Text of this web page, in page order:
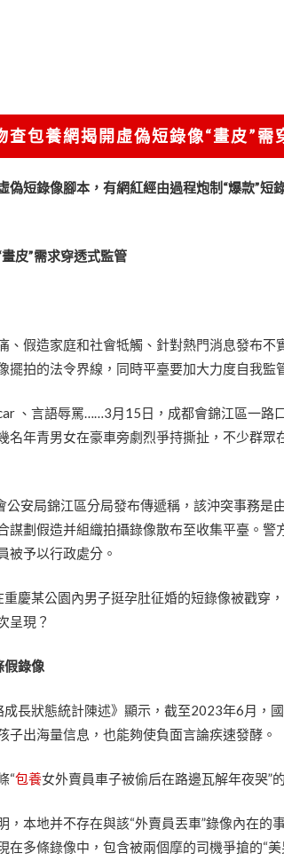
包養網揭開虛偽短錄像“畫皮”需
偽短錄像腳本，有網紅經由過程炮制“爆款”短
皮”需求穿透式監管
、假造家庭和社會牴觸、針對熱門消息發布不
擺拍的法令界線，同時平臺要加大力度自我監
、言語辱罵……3月15日，成都會錦江區一路
名年青男女在豪車旁劇烈爭持撕扯，不少群眾
公安局錦江區分局發布傳遞稱，該沖突事務是
謀劃假造并組織拍攝錄像散布至收集平臺。警
被予以行政處分。
慶某公園內男子挺孕肚征婚的短錄像被戳穿
呈現？
假錄像
成長狀態統計陳述》顯示，截至2023年6月，
子出海量信息，也能夠使負面言論疾速發酵。
“包養女外賣員車子被偷后在路邊瓦解年夜哭”
，本地并不存在與該“外賣員丟車”錄像內在的
在多條錄像中，包含被兩個摩的司機爭搶的“